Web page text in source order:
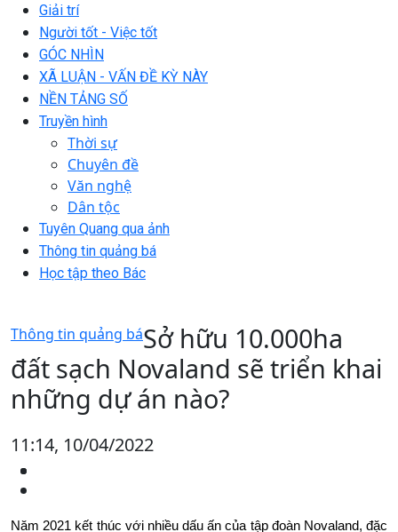
Giải trí
Người tốt - Việc tốt
GÓC NHÌN
XÃ LUẬN - VẤN ĐỀ KỲ NÀY
NỀN TẢNG SỐ
Truyền hình
Thời sự
Chuyên đề
Văn nghệ
Dân tộc
Tuyên Quang qua ảnh
Thông tin quảng bá
Học tập theo Bác
Thông tin quảng báSở hữu 10.000ha
đất sạch Novaland sẽ triển khai
những dự án nào?
11:14, 10/04/2022
Năm 2021 kết thúc với nhiều dấu ấn của tập đoàn Novaland, đặc